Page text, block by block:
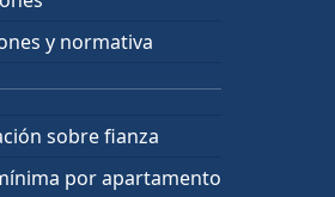
y normativa
sobre fianza
por apartamento